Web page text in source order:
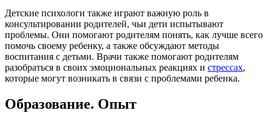
Детские психологи также играют важную роль в
консультировании родителей, чьи дети испытывают
проблемы. Они помогают родителям понять, как лучше всего
помочь своему ребенку, а также обсуждают методы
воспитания с детьми. Врачи также помогают родителям
разобраться в своих эмоциональных реакциях и стрессах,
которые могут возникать в связи с проблемами ребенка.
Образование. Опыт